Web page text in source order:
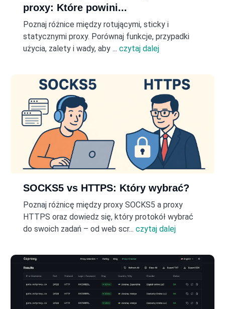
proxy: Które powini...
Poznaj różnice między rotującymi, sticky i
statycznymi proxy. Porównaj funkcje, przypadki
użycia, zalety i wady, aby ... czytaj dalej
SOCKS5 vs HTTPS: Który wybrać?
Poznaj różnicę między proxy SOCKS5 a proxy
HTTPS oraz dowiedz się, który protokół wybrać
do swoich zadań – od web scr... czytaj dalej